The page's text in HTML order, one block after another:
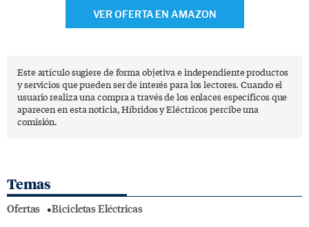
VER OFERTA EN AMAZON
Este artículo sugiere de forma objetiva e independiente productos
y servicios que pueden ser de interés para los lectores. Cuando el
usuario realiza una compra a través de los enlaces específicos que
aparecen en esta noticia, Híbridos y Eléctricos percibe una
comisión.
Temas
Ofertas Bicicletas Eléctricas